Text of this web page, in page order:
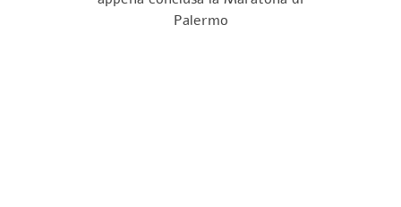
Palermo